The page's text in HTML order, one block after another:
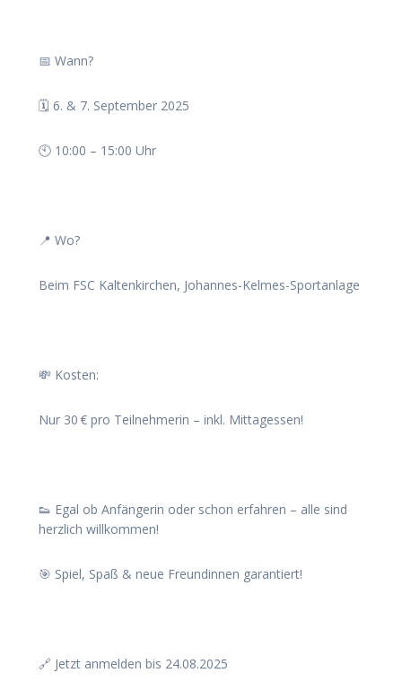
📅 Wann?
🗓️ 6. & 7. September 2025
🕙 10:00 – 15:00 Uhr
📍 Wo?
Beim FSC Kaltenkirchen, Johannes-Kelmes-Sportanlage
💸 Kosten:
Nur 30 € pro Teilnehmerin – inkl. Mittagessen!
👟 Egal ob Anfängerin oder schon erfahren – alle sind
herzlich willkommen!
🎯 Spiel, Spaß & neue Freundinnen garantiert!
🔗 Jetzt anmelden bis 24.08.2025